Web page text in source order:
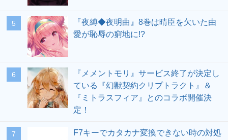
『夜縛◆夜明曲』8巻は晴臣を欠いた由
愛が恥辱の窮地に!?
『メメントモリ』サービス終了が決定し
ている『幻獣契約クリプトラクト』＆
『ミトラスフィア』とのコラボ開催決
定！
F7キーでカタカナ変換できない時の対処